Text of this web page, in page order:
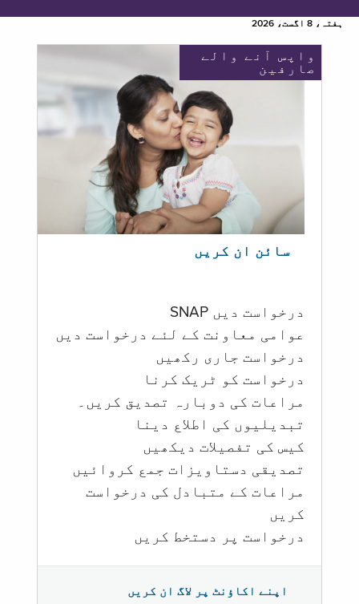
ہفتہ، 8 اگست، 2026
واپس آنے والے
صارفین
سائن ان کریں
درخواست دیں SNAP
عوامی معاونت کے لئے درخواست دیں
درخواست جاری رکھیں
درخواست کو ٹریک کرنا
مراعات کی دوبارہ تصدیق کریں۔
تبدیلیوں کی اطلاع دینا
کیس کی تفصیلات دیکھیں
تصدیقی دستاویزات جمع کروائیں
مراعات کے متبادل کی درخواست
کریں
درخواست پر دستخط کریں
اپنے اکاؤنٹ پر لاگ ان کریں